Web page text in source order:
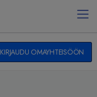
KIRJAUDU OMAYHTEISÖÖN